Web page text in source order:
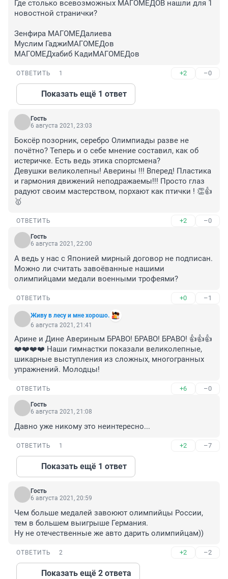
Где столько всевозможных МАГОМЕДОВ нашли для 1
новостной странички?
Зенфира МАГОМЕДалиева
Муслим ГаджиМАГОМЕДов
МАГОМЕДхабиб КадиМАГОМЕДов
ОТВЕТИТЬ 1 +2 –0
Показать ещё 1 ответ
Гость
6 августа 2021, 23:03
Боксёр позорник, серебро Олимпиады разве не
почётно? Теперь и о себе мнение составил, как об
истеричке. Есть ведь этика спортсмена?
Девушки великолепны! Аверины !!! Вперед! Пластика
и гармония движений неподражаемы!!! Просто глаз
радуют своим мастерством, порхают как птички ! 👏👍
🥇
ОТВЕТИТЬ +2 –0
Гость
6 августа 2021, 22:00
А ведь у нас с Японией мирный договор не подписан.
Можно ли считать завоёванные нашими
олимпийцами медали военными трофеями?
ОТВЕТИТЬ +0 –1
Живу в лесу и мне хорошо.
6 августа 2021, 21:41
Арине и Дине Авериным БРАВО! БРАВО! БРАВО! 👍👍👍
❤️❤️❤️❤️ Наши гимнастки показали великолепные,
шикарные выступления из сложных, многогранных
упражнений. Молодцы!
ОТВЕТИТЬ +6 –0
Гость
6 августа 2021, 21:08
Давно уже никому это неинтересно...
ОТВЕТИТЬ 1 +2 –7
Показать ещё 1 ответ
Гость
6 августа 2021, 20:59
Чем больше медалей завоюют олимпийцы России,
тем в большем выигрыше Германия.
Ну не отечественные же авто дарить олимпийцам))
ОТВЕТИТЬ 2 +2 –2
Показать ещё 2 ответа